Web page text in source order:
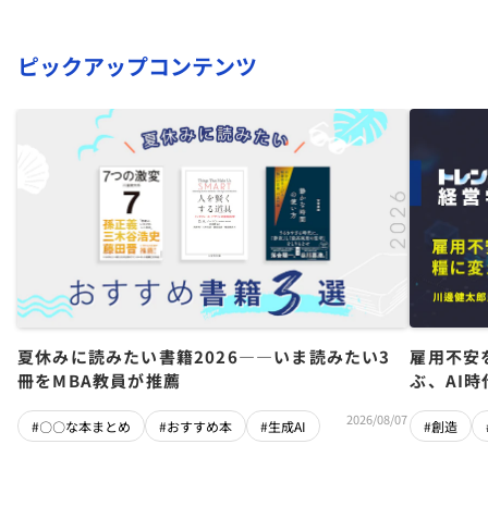
ピックアップコンテンツ
夏休みに読みたい書籍2026――いま読みたい3
冊をMBA教員が推薦
#〇〇な本まとめ #おすすめ本 #生成AI 2026/08/07
雇用不
ぶ、AI時
#創造